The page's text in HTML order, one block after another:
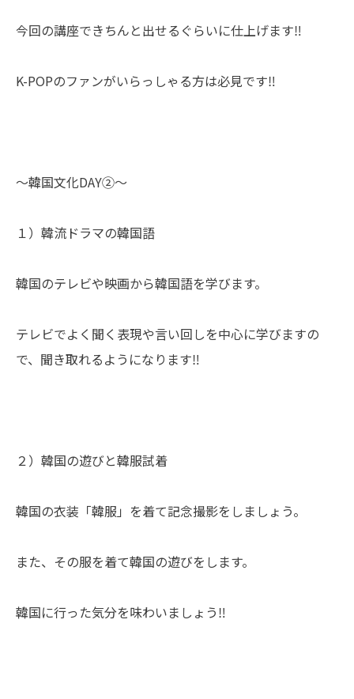
今回の講座できちんと出せるぐらいに仕上げます‼
K-POPのファンがいらっしゃる方は必見です‼
～韓国文化DAY②～
１）韓流ドラマの韓国語
韓国のテレビや映画から韓国語を学びます。
テレビでよく聞く表現や言い回しを中心に学びますの
で、聞き取れるようになります‼
２）韓国の遊びと韓服試着
韓国の衣装「韓服」を着て記念撮影をしましょう。
また、その服を着て韓国の遊びをします。
韓国に行った気分を味わいましょう‼